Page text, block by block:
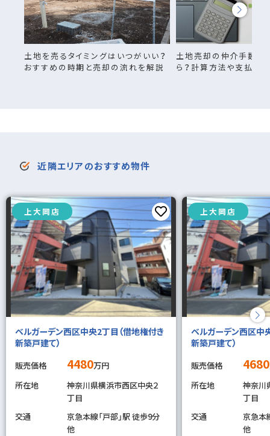
土地を売るタイミングはいつがいい？
おすすめの時期と売却の流れを解説
土地売却の仲介手数料
ら？計算方法や支払い
近隣エリアのおすすめ物件
上大岡店
ベルガーデン西区中央2丁目（借地権付き
新築戸建て）
販売価格 4480万円
所在地
神奈川県横浜市西区中央２
丁目
交通
京急本線「戸部」駅 徒歩9分
他
上大岡店
ベルガーデン西区中
新築戸建て）
販売価格 4680
所在地
神奈川
丁目
交通
京急本
他